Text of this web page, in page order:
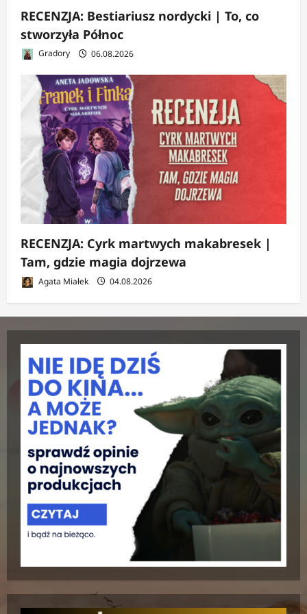
RECENZJA: Bestiariusz nordycki | To, co
stworzyła Północ
Gradory 06.08.2026
RECENZJA: Cyrk martwych makabresek |
Tam, gdzie magia dojrzewa
Agata Miałek 04.08.2026